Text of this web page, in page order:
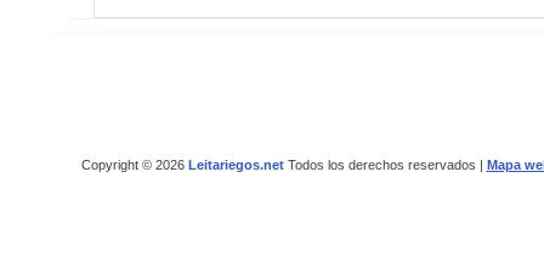
Copyright © 2026 Leitariegos.netTodos los derechos reservados | Mapa